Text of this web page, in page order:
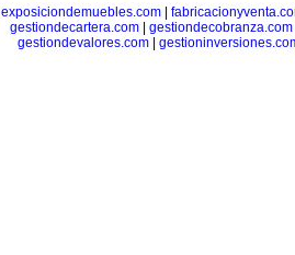
exposiciondemuebles.com|
gestiondecartera.com| gestiondecobranza.com
gestiondevalores.com|